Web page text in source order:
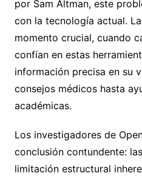
por Sam Altman, este
con la tecnología actual.
momento crucial, cuando
confían en estas
información precisa en su
consejos médicos hasta
académicas.
Los investigadores de
conclusión contundente:
limitación estructural